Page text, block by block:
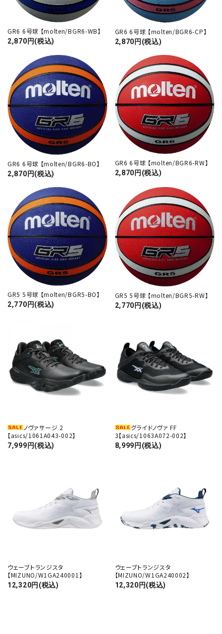
GR6 6号球 【molten/BGR6-WB】
2,870円(税込)
GR6 6号球 【molten/BGR6-CP】
2,870円(税込)
GR6 6号球 【molten/BGR6-BO】
2,870円(税込)
GR6 6号球 【molten/BGR6-RW】
2,870円(税込)
GR5 5号球 【molten/BGR5-BO】
2,770円(税込)
GR5 5号球 【molten/BGR5-RW】
2,770円(税込)
ノヴァサージ 2
【asics/1061A043-002】
7,999円(税込)
グライドノヴァ FF
3【asics/1063A072-002】
8,999円(税込)
ウェーブトランジスタ
【MIZUNO/W1GA240001】
12,320円(税込)
ウェーブトランジスタ
【MIZUNO/W1GA240002】
12,320円(税込)
カテゴリー